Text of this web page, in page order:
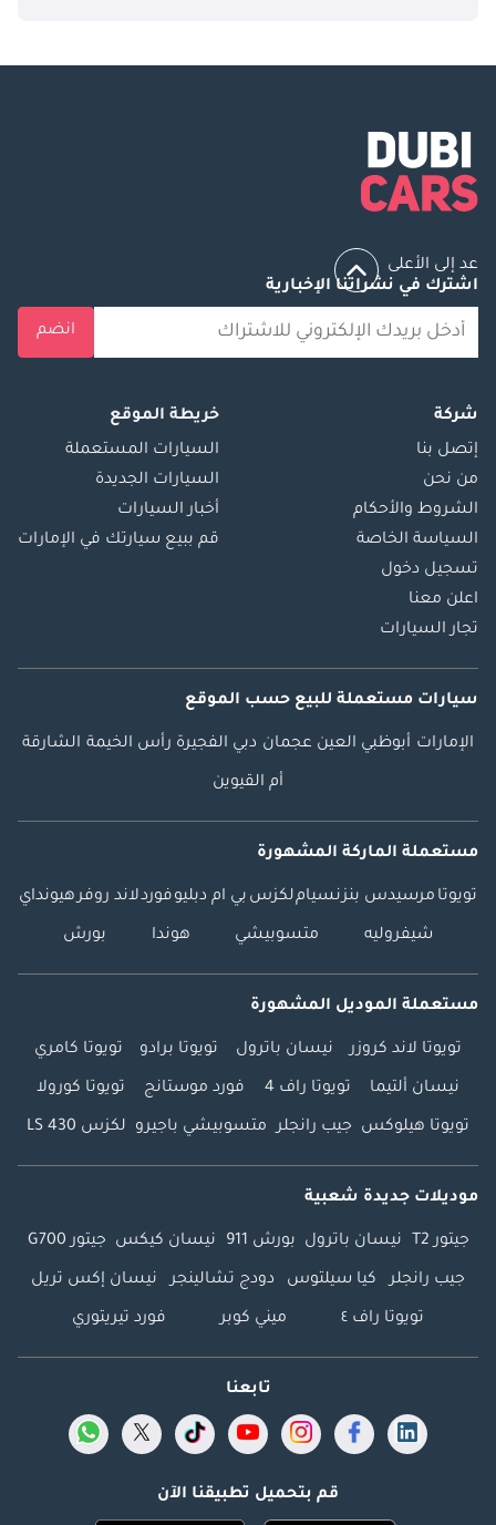
عد إلى الأعلى
اشترك في نشراتنا الإخبارية
انضم
شركة
إتصل بنا
من نحن
الشروط والأحكام
السياسة الخاصة
تسجيل دخول
اعلن معنا
تجار السيارات
خريطة الموقع
السيارات المستعملة
السيارات الجديدة
أخبار السيارات
قم ببيع سيارتك في الإمارات
سيارات مستعملة للبيع حسب الموقع
الإمارات أبوظبي العين عجمان دبي الفجيرة رأس الخيمة الشارقة
أم القيوين
مستعملة الماركة المشهورة
تويوتا مرسيدس بنزنسياملكزس بي ام دبليوفوردلاند روفرهيونداي
شيفروليه متسوبيشي هوندا بورش
مستعملة الموديل المشهورة
تويوتا لاند كروزر نيسان باترول تويوتا برادو تويوتا كامري
نيسان ألتيما تويوتا راف 4 فورد موستانج تويوتا كورولا
تويوتا هيلوكس جيب رانجلر متسوبيشي باجيرو لكزس LS 430
موديلات جديدة شعبية
جيتور T2 نيسان باترول بورش 911 نيسان كيكس جيتور G700
جيب رانجلر كيا سيلتوس دودج تشالينجر نيسان إكس تريل
تويوتا راف ٤ ميني كوبر فورد تيريتوري
تابعنا
قم بتحميل تطبيقنا الآن